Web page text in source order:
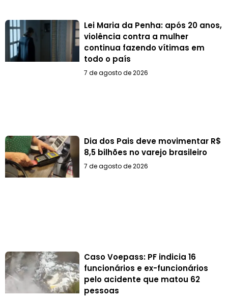
Lei Maria da Penha: após 20 anos,
violência contra a mulher
continua fazendo vítimas em
todo o país
7 de agosto de 2026
Dia dos Pais deve movimentar R$
8,5 bilhões no varejo brasileiro
7 de agosto de 2026
Caso Voepass: PF indicia 16
funcionários e ex-funcionários
pelo acidente que matou 62
pessoas